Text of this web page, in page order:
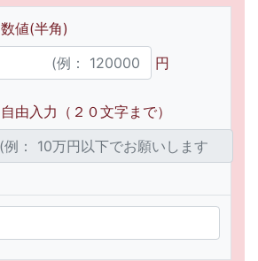
数値(半角)
円
自由入力（２０文字まで）